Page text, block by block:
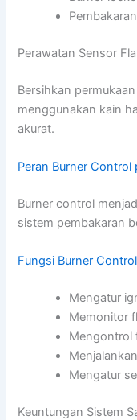
Perawatan Sensor
Bersihkan
menggunakan kain
akurat.
Peran Burner Control
Burner control
sistem pembakaran
Fungsi Burner
Mengatur
Memonitor
Mengontrol
Mengatur
Keuntungan Sistem